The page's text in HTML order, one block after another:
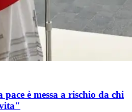
è messa a rischio da chi